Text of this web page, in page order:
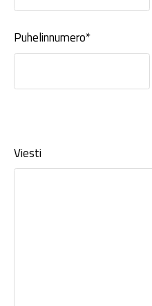
Puhelinnumero*
Viesti